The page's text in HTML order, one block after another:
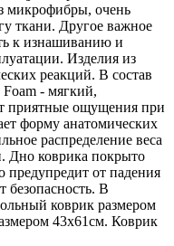
микрофибры, очень
ткани. Другое важное
к изнашиванию и
Изделия из
реакций. В состав
- мягкий,
приятные ощущения при
форму анатомических
распределение веса
Дно коврика покрыто
предупредит от падения
безопасность. В
коврик размером
43х61см. Коврик